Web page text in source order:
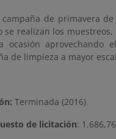
campaña de primavera
se realizan los
ocasión aprovechando
de limpieza a mayor
Terminada (2016)
de licitación: